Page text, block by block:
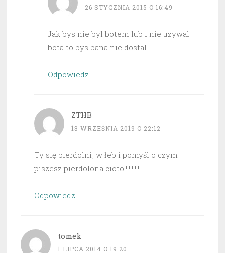
26 STYCZNIA 2015 O 16:49
Jak bys nie byl botem lub i nie uzywal
bota to bys bana nie dostal
Odpowiedz
ZTHB
13 WRZEŚNIA 2019 O 22:12
Ty się pierdolnij w łeb i pomyśl o czym
piszesz pierdolona cioto!!!!!!!!!!
Odpowiedz
tomek
1 LIPCA 2014 O 19:20